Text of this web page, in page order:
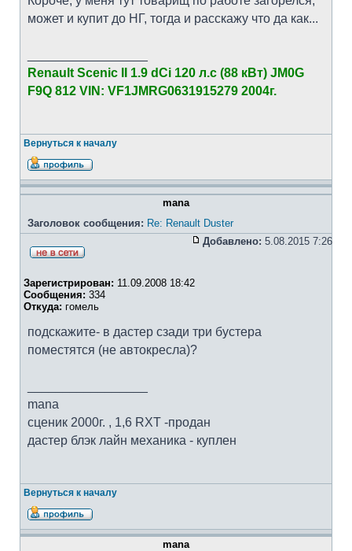
может и купит до НГ, тогда и расскажу что да как...
Renault Scenic II 1.9 dCi 120 л.с (88 кВт) JM0G
F9Q 812 VIN: VF1JMRG0631915279 2004г.
Вернуться к началу
mana
Заголовок сообщения: Re: Renault Duster
Добавлено: 5.08.2015 7:26
Зарегистрирован: 11.09.2008 18:42
Сообщения: 334
Откуда: гомель
подскажите- в дастер сзади три бустера
поместятся (не автокресла)?
mana
cценик 2000г. , 1,6 RXT -продан
дастер блэк лайн механика - куплен
Вернуться к началу
mana